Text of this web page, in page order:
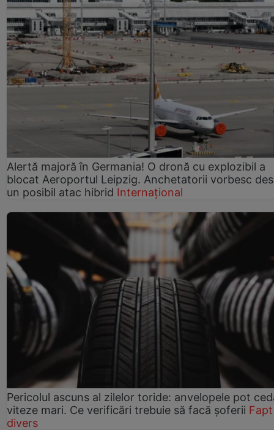
Alertă majoră în Germania! O dronă cu explozibil a
blocat Aeroportul Leipzig. Anchetatorii vorbesc
un posibil atac hibrid Internațional
Pericolul ascuns al zilelor toride: anvelopele pot
viteze mari. Ce verificări trebuie să facă șoferii Fapt
divers